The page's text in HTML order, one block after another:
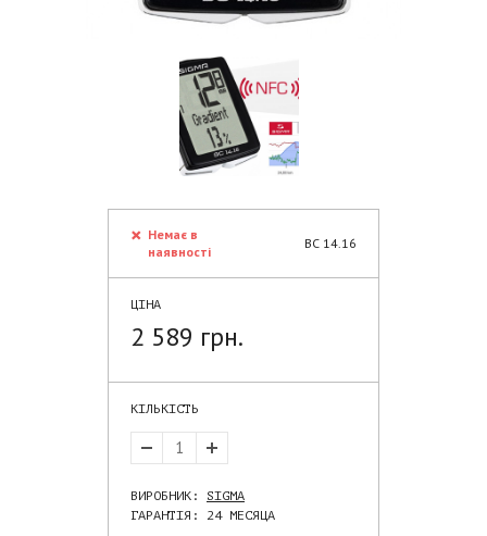
Немає в
наявності
BC 14.16
ЦІНА
2 589 грн.
КІЛЬКІСТЬ
ВИРОБНИК: SIGMA
ГАРАНТІЯ: 24 МЕСЯЦА